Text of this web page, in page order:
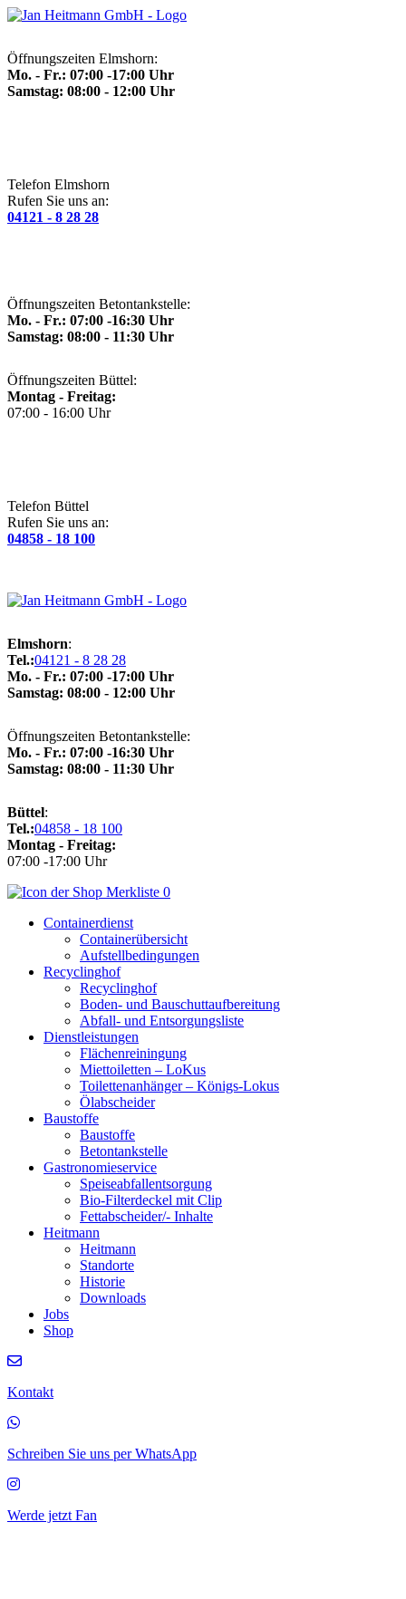
Öffnungszeiten Elmshorn:
Mo. - Fr.: 07:00 -17:00 Uhr
Samstag: 08:00 - 12:00 Uhr
Telefon Elmshorn
Rufen Sie uns an:
04121 - 8 28 28
Öffnungszeiten Betontankstelle:
Mo. - Fr.: 07:00 -16:30 Uhr
Samstag: 08:00 - 11:30 Uhr
Öffnungszeiten Büttel:
Montag - Freitag:
07:00 - 16:00 Uhr
Telefon Büttel
Rufen Sie uns an:
04858 - 18 100
Elmshorn:
Tel.:04121 - 8 28 28
Mo. - Fr.: 07:00 -17:00 Uhr
Samstag: 08:00 - 12:00 Uhr
Öffnungszeiten Betontankstelle:
Mo. - Fr.: 07:00 -16:30 Uhr
Samstag: 08:00 - 11:30 Uhr
Büttel:
Tel.:04858 - 18 100
Montag - Freitag:
07:00 -17:00 Uhr
0
Containerdienst
Containerübersicht
Aufstellbedingungen
Recyclinghof
Recyclinghof
Boden- und Bauschuttaufbereitung
Abfall- und Entsorgungsliste
Dienstleistungen
Flächenreiningung
Miettoiletten – LoKus
Toilettenanhänger – Königs-Lokus
Ölabscheider
Baustoffe
Baustoffe
Betontankstelle
Gastronomieservice
Speiseabfallentsorgung
Bio-Filterdeckel mit Clip
Fettabscheider/‐ Inhalte
Heitmann
Heitmann
Standorte
Historie
Downloads
Jobs
Shop
Kontakt
Schreiben Sie uns per WhatsApp
Werde jetzt Fan